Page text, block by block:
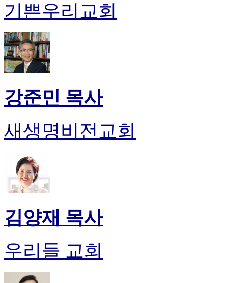
기쁜우리교회
강준민 목사
새생명비전교회
김양재 목사
우리들 교회